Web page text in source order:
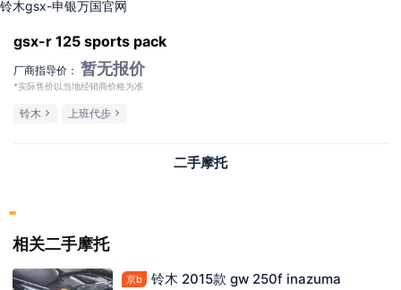
铃木gsx-申银万国官网
gsx-r 125 sports pack
厂商指导价： 暂无报价
*实际售价以当地经销商价格为准
铃木 上班代步
二手摩托
相关二手摩托
京b 铃木 2015款 gw 250f inazuma